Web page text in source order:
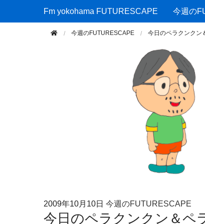
Fm yokohama FUTURESCAPE
Fm yokohama FUTURESCAPE 今週の
今週のFUTURESCAPE 今日のペラクンクン
2009年10月10日 今週のFUTURESCAPE
今日のペラクンクン＆ペ